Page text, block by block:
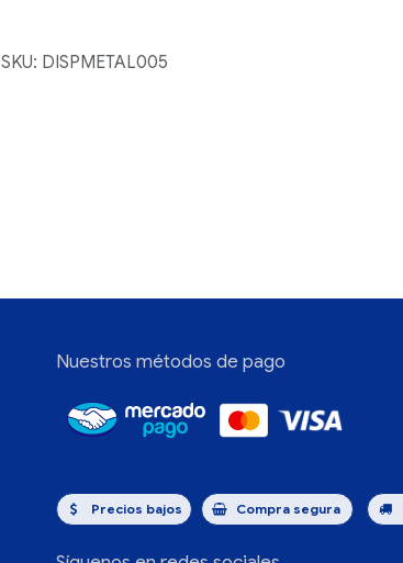
SKU: DISPMETAL005
Nuestros métodos de pago
Precios bajos Compra segura